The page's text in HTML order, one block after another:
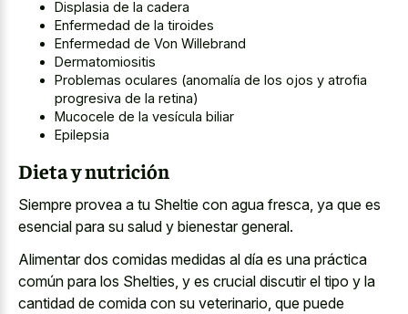
Displasia de la cadera
Enfermedad de la tiroides
Enfermedad de Von Willebrand
Dermatomiositis
Problemas oculares (anomalía de los ojos y atrofia
progresiva de la retina)
Mucocele de la vesícula biliar
Epilepsia
Dieta y nutrición
Siempre provea a tu Sheltie con agua fresca, ya que es
esencial para su salud y bienestar general.
Alimentar dos comidas medidas al día es una práctica
común para los Shelties, y es crucial discutir el tipo y la
cantidad de comida con su veterinario, que puede